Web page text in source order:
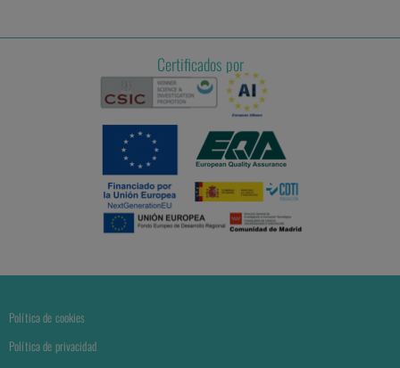
Certificados por
Política de cookies
Política de privacidad